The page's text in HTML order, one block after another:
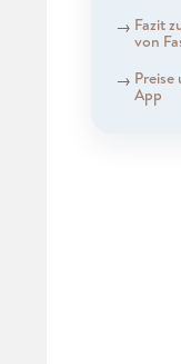
Fazit
von
App